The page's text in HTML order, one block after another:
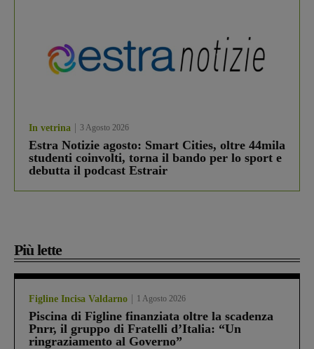
In vetrina 3 Agosto 2026
Estra Notizie agosto: Smart Cities, oltre 44mila
studenti coinvolti, torna il bando per lo sport e
debutta il podcast Estrair
Più lette
Figline Incisa Valdarno 1 Agosto 2026
Piscina di Figline finanziata oltre la scadenza
Pnrr, il gruppo di Fratelli d’Italia: “Un
ringraziamento al Governo”